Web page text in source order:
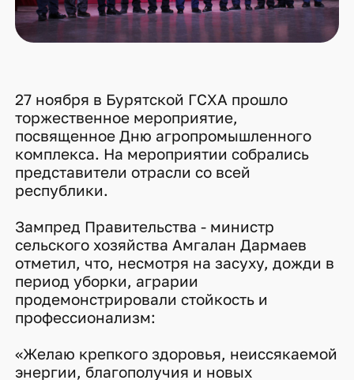
27 ноября в Бурятской ГСХА прошло
торжественное мероприятие,
посвященное Дню агропромышленного
комплекса. На мероприятии собрались
представители отрасли со всей
республики.
Зампред Правительства - министр
сельского хозяйства Амгалан Дармаев
отметил, что, несмотря на засуху, дожди в
период уборки, аграрии
продемонстрировали стойкость и
профессионализм:
«Желаю крепкого здоровья, неиссякаемой
энергии, благополучия и новых